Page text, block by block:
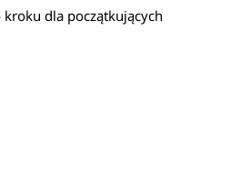
dla początkujących